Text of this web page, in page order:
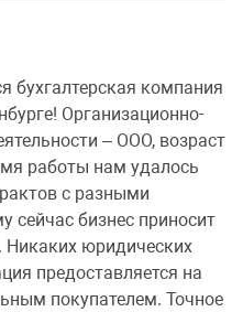
бухгалтерская компания
Организационно-
– ООО, возраст
работы нам удалось
с разными
сейчас бизнес приносит
юридических
предоставляется на
покупателем. Точное